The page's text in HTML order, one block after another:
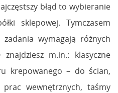
błąd to wybieranie
sklepowej. Tymczasem
wymagają różnych
m.in.: klasyczne
krepowanego – do ścian,
wewnętrznych, taśmy